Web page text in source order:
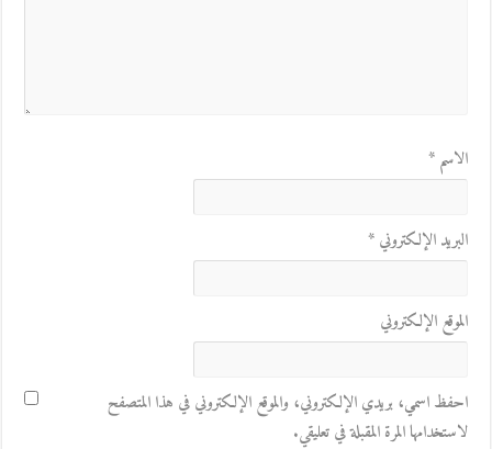
الاسم*
البريد الإلكتروني*
الموقع الإلكتروني
احفظ اسمي، بريدي الإلكتروني، والموقع الإلكتروني في هذا المتصفح
لاستخدامها المرة المقبلة في تعليقي.